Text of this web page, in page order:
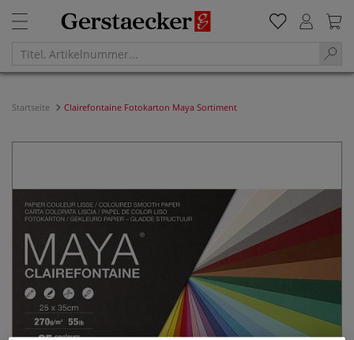
Startseite Clairefontaine Fotokarton Maya Sortiment